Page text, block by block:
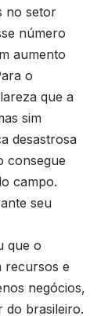
no setor
número
aumento
o
que a
sim
desastrosa
consegue
campo.
seu
que o
recursos e
negócios,
do brasileiro.